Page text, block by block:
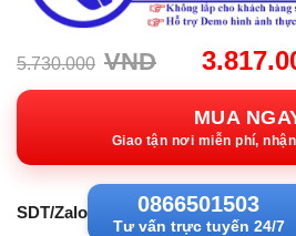
5.730.000 VND
Giá
gốc:
MUA
Giao tận nơi miễn phí,
SDT/Zalo 0866501503
Tư vấn trực tuyến 24/7